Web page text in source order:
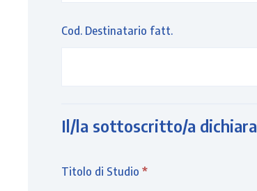
Cod. Destinatario fatt.
Il/la sottoscritto/a dichiara
Titolo di Studio *